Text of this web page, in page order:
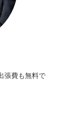
張費も無料で